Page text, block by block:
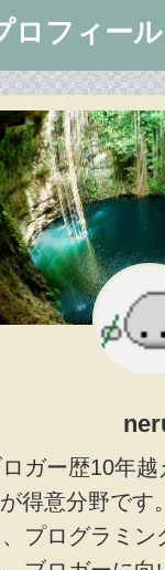
ロフィール
ガー歴10年越
得意分野です
プログラミン